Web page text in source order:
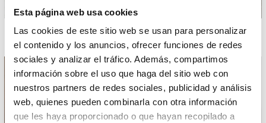
Esta página web usa cookies
Las cookies de este sitio web se usan para personalizar
el contenido y los anuncios, ofrecer funciones de redes
sociales y analizar el tráfico. Además, compartimos
información sobre el uso que haga del sitio web con
nuestros partners de redes sociales, publicidad y análisis
web, quienes pueden combinarla con otra información
que les haya proporcionado o que hayan recopilado a